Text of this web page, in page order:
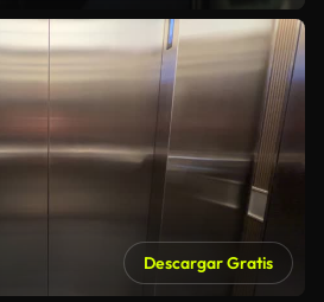
Descargar Gratis